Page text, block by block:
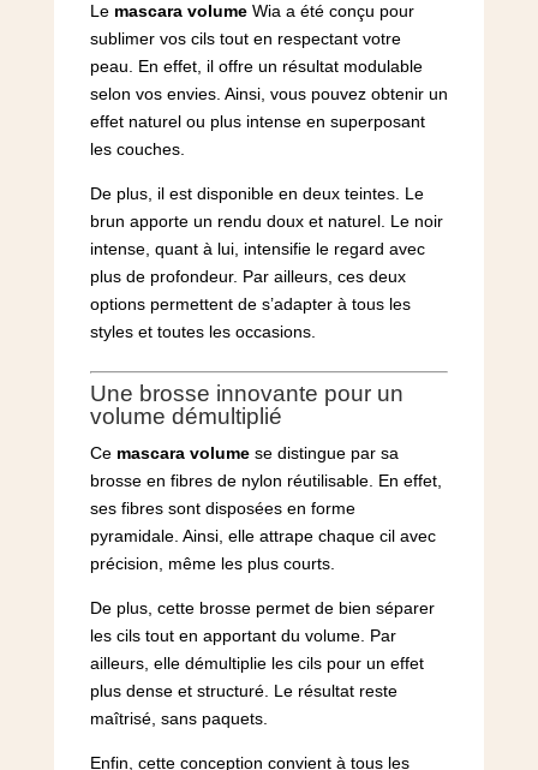
Le mascara volumeWia a été conçu pour
sublimer vos cils tout en respectant votre
peau. En effet, il offre un résultat modulable
selon vos envies. Ainsi, vous pouvez obtenir un
effet naturel ou plus intense en superposant
les couches.
De plus, il est disponible en deux teintes. Le
brun apporte un rendu doux et naturel. Le noir
intense, quant à lui, intensifie le regard avec
plus de profondeur. Par ailleurs, ces deux
options permettent de s’adapter à tous les
styles et toutes les occasions.
Une brosse innovante pour un
volume démultiplié
Ce mascara volumese distingue par sa
brosse en fibres de nylon réutilisable. En effet,
ses fibres sont disposées en forme
pyramidale. Ainsi, elle attrape chaque cil avec
précision, même les plus courts.
De plus, cette brosse permet de bien séparer
les cils tout en apportant du volume. Par
ailleurs, elle démultiplie les cils pour un effet
plus dense et structuré. Le résultat reste
maîtrisé, sans paquets.
Enfin, cette conception convient à tous les